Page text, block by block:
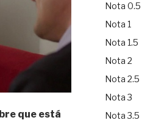
que está
Nota 0.5
Nota 1
Nota 1.5
Nota 2
Nota 2.5
Nota 3
Nota 3.5